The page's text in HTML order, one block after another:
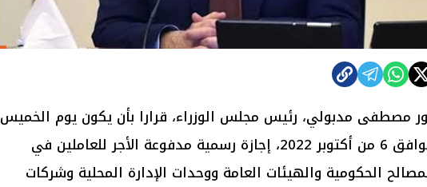
مصطفى مدبولي، رئيس مجلس الوزراء، قرارا بأن يكون يوم الخميس
المقبل، الموافق 6 من أكتوبر 2022، إجازة رسمية مدفوعة الأجر للعاملين في
الحكومية والهيئات العامة ووحدات الإدارة المحلية وشركات